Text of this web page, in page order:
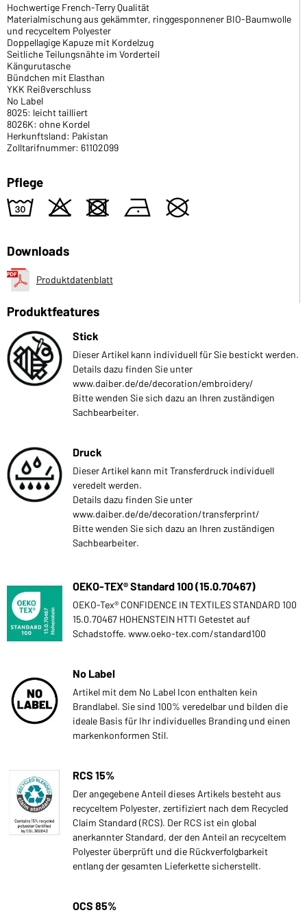
Hochwertige French-Terry Qualität
Materialmischung aus gekämmter, ringgesponnener BIO-Baumwolle
und recyceltem Polyester
Doppellagige Kapuze mit Kordelzug
Seitliche Teilungsnähte im Vorderteil
Kängurutasche
Bündchen mit Elasthan
YKK Reißverschluss
No Label
8025: leicht tailliert
8026K: ohne Kordel
Herkunftsland: Pakistan
Zolltarifnummer: 61102099
Pflege
w o d n U
Downloads
Produktdatenblatt
Produktfeatures
Stick
Dieser Artikel kann individuell für Sie bestickt werden.
Details dazu finden Sie unter
www.daiber.de/de/decoration/embroidery/
Bitte wenden Sie sich dazu an Ihren zuständigen
Sachbearbeiter.
Druck
Dieser Artikel kann mit Transferdruck individuell
veredelt werden.
Details dazu finden Sie unter
www.daiber.de/de/decoration/transferprint/
Bitte wenden Sie sich dazu an Ihren zuständigen
Sachbearbeiter.
OEKO-TEX® Standard 100 (15.0.70467)
OEKO-Tex® CONFIDENCE IN TEXTILES STANDARD 100
15.0.70467 HOHENSTEIN HTTI Getestet auf
Schadstoffe. www.oeko-tex.com/standard100
No Label
Artikel mit dem No Label Icon enthalten kein
Brandlabel. Sie sind 100% veredelbar und bilden die
ideale Basis für Ihr individuelles Branding und einen
markenkonformen Stil.
RCS 15%
Der angegebene Anteil dieses Artikels besteht aus
recyceltem Polyester, zertifiziert nach dem Recycled
Claim Standard (RCS). Der RCS ist ein global
anerkannter Standard, der den Anteil an recyceltem
Polyester überprüft und die Rückverfolgbarkeit
entlang der gesamten Lieferkette sicherstellt.
OCS 85%